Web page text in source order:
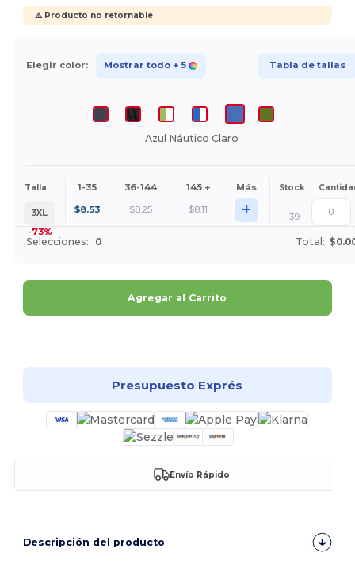
⚠️ Producto no retornable
Elegir color: Mostrar todo + 5 Tabla de tallas
Azul Náutico Claro
Talla 1-35 36-144 145 + Más Stock
3XL
-73%
$8.53 $8.25 $8.11 + 39
Selecciones: 0 Total:
Agregar al Carrito
Presupuesto Exprés
Envío Rápido
Descripción del producto